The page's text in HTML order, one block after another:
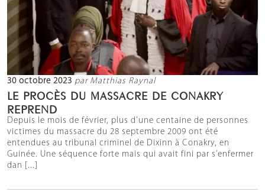
30 octobre 2023 par Matthias Raynal
LE PROCÈS DU MASSACRE DE CONAKRY
REPREND
Depuis le mois de février, plus d’une centaine de personnes
victimes du massacre du 28 septembre 2009 ont été
entendues au tribunal criminel de Dixinn à Conakry, en
Guinée. Une séquence forte mais qui avait fini par s’enfermer
dan [...]